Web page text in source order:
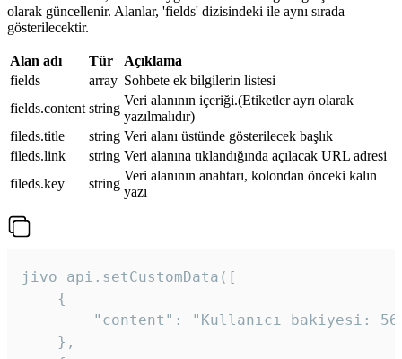
olarak güncellenir. Alanlar, 'fields' dizisindeki ile aynı sırada
gösterilecektir.
Alan adı Tür
Açıklama
fields
array Sohbete ek bilgilerin listesi
fields.content string
Veri alanının içeriği.(Etiketler ayrı olarak
yazılmalıdır)
fileds.title
string Veri alanı üstünde gösterilecek başlık
fileds.link
string Veri alanına tıklandığında açılacak URL adresi
fileds.key
string
Veri alanının anahtarı, kolondan önceki kalın
yazı
jivo_api.setCustomData([
    {
"content": "Kullanıcı bakiyesi:
    },